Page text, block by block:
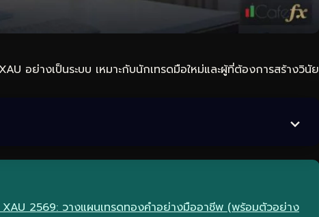
อย่างเป็นระบบ เหมาะกับนักเทรดมือใหม่และผู้ที่ต้องการสร้างวินัย
2569: วางแผนเทรดทองคำอย่างมืออาชีพ (พร้อมตัวอย่าง